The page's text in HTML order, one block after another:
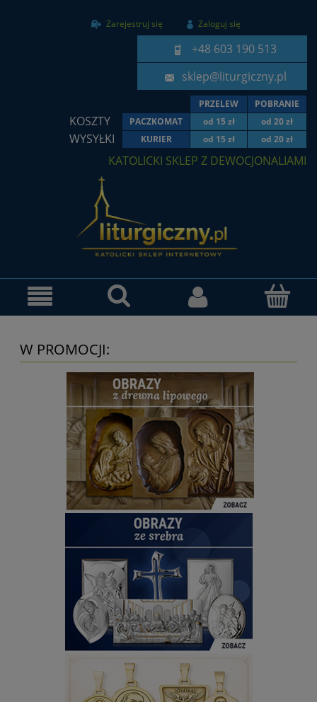
Zarejestruj się Zaloguj się
+48 603 190 513
sklep@liturgiczny.pl
PRZELEW POBRANIE
KOSZTY PACZKOMAT od 15 zł od 20 zł
WYSYŁKI KURIER od 15 zł od 20 zł
KATOLICKI SKLEP Z DEWOCJONALIAMI
W PROMOCJI: